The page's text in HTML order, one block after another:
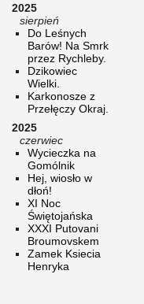
2025
sierpień
Do Leśnych
Barów! Na Smrk
przez Rychleby.
Dzikowiec
Wielki.
Karkonosze z
Przełęczy Okraj.
2025
czerwiec
Wycieczka na
Gomólnik
Hej, wiosło w
dłoń!
XI Noc
Świętojańska
XXXI Putovani
Broumovskem
Zamek Ksiecia
Henryka